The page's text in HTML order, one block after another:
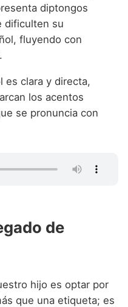
diptongos
dificulten su
fluyendo con
es clara y directa,
los acentos
se pronuncia con
de
hijo es optar por
que una etiqueta; es